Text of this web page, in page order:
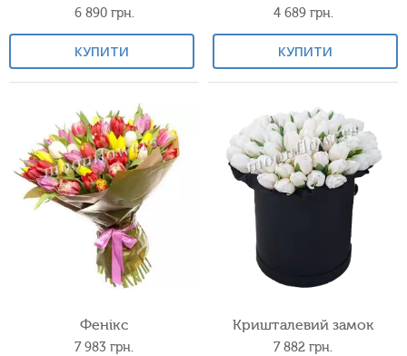
6 890 грн.
КУПИТИ
4 689 грн.
КУПИТИ
Фенікс
7 983 грн.
Кришталевий замок
7 882 грн.